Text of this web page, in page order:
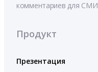
комментариев для СМИ
Продукт
Презентация